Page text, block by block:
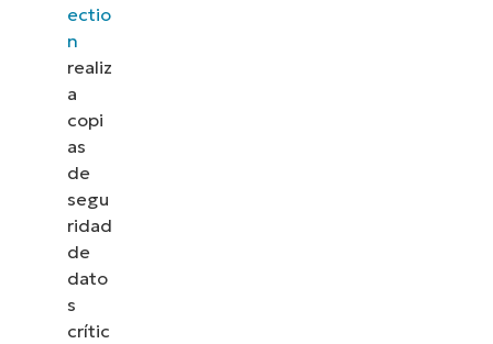
ectio
n
realiz
a
copi
as
de
segu
ridad
de
dato
s
crític